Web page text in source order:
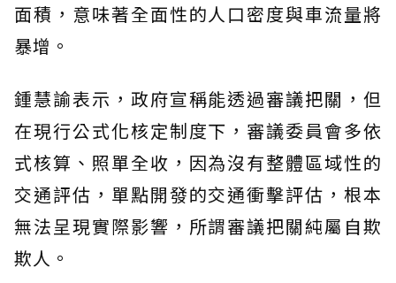
面積，意味著全面性的人口密度與車流量將
暴增。
鍾慧諭表示，政府宣稱能透過審議把關，但
在現行公式化核定制度下，審議委員會多依
式核算、照單全收，因為沒有整體區域性的
交通評估，單點開發的交通衝擊評估，根本
無法呈現實際影響，所謂審議把關純屬自欺
欺人。